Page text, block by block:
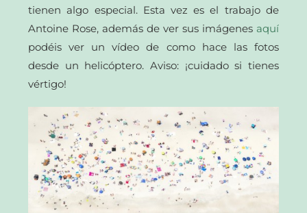
tienen algo especial. Esta vez es el trabajo de
Antoine Rose, además de ver sus imágenes aquí
podéis ver un vídeo de como hace las fotos
desde un helicóptero. Aviso: ¡cuidado si tienes
vértigo!